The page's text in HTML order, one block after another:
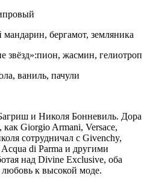
бергамот, земляника
звёзд»:пион, жасмин, гелиотроп
ваниль, пачули
и Николя Бонневиль. Дора
Giorgio Armani, Versace,
сотрудничал с Givenchy,
di Parma и другими
над Divine Exclusive, оба
к высокой моде.